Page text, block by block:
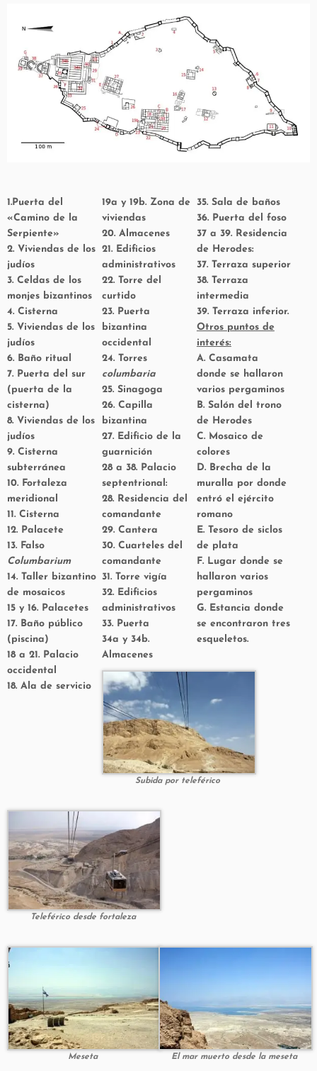
1.Puerta del
«Camino de la
Serpiente»
2. Viviendas de los
judíos
3. Celdas de los
monjes bizantinos
4. Cisterna
5. Viviendas de los
judíos
6. Baño ritual
7. Puerta del sur
(puerta de la
cisterna)
8. Viviendas de los
judíos
9. Cisterna
subterránea
10. Fortaleza
meridional
11. Cisterna
12. Palacete
13. Falso
Columbarium
14. Taller bizantino
de mosaicos
15 y 16. Palacetes
17. Baño público
(piscina)
18 a 21. Palacio
occidental
18. Ala de servicio
19a y 19b. Zona de
viviendas
20. Almacenes
21. Edificios
administrativos
22. Torre del
curtido
23. Puerta
bizantina
occidental
24. Torres
columbaria
25. Sinagoga
26. Capilla
bizantina
27. Edificio de la
guarnición
28 a 38. Palacio
septentrional:
28. Residencia del
comandante
29. Cantera
30. Cuarteles del
comandante
31. Torre vigía
32. Edificios
administrativos
33. Puerta
34a y 34b.
Almacenes
35. Sala de baños
36. Puerta del foso
37 a 39. Residencia
de Herodes:
37. Terraza superior
38. Terraza
intermedia
39. Terraza inferior.
Otros puntos de
interés:
A. Casamata
donde se hallaron
varios pergaminos
B. Salón del trono
de Herodes
C. Mosaico de
colores
D. Brecha de la
muralla por donde
entró el ejército
romano
E. Tesoro de siclos
de plata
F. Lugar donde se
hallaron varios
pergaminos
G. Estancia donde
se encontraron tres
esqueletos.
Subida por teleférico
Teleférico desde fortaleza
Meseta El mar muerto desde la meseta